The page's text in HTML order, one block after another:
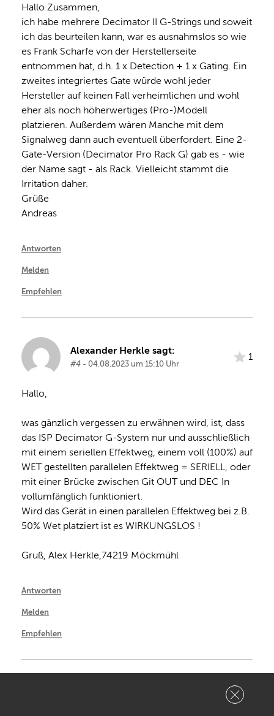
Hallo Zusammen,
ich habe mehrere Decimator II G-Strings und soweit
ich das beurteilen kann, war es ausnahmslos so wie
es Frank Scharfe von der Herstellerseite
entnommen hat, d.h. 1 x Detection + 1 x Gating. Ein
zweites integriertes Gate würde wohl jeder
Hersteller auf keinen Fall verheimlichen und wohl
eher als noch höherwertiges (Pro-)Modell
platzieren. Außerdem wären Manche mit dem
Signalweg dann auch eventuell überfordert. Eine 2-
Gate-Version (Decimator Pro Rack G) gab es - wie
der Name sagt - als Rack. Vielleicht stammt die
Irritation daher.
Grüße
Andreas
Antworten
Melden
Empfehlen
Alexander Herkle sagt:
#4 - 04.08.2023 um 15:10 Uhr
1
Hallo,
was gänzlich vergessen zu erwähnen wird, ist, dass
das ISP Decimator G-System nur und ausschließlich
mit einem seriellen Effektweg, einem voll (100%) auf
WET gestellten parallelen Effektweg = SERIELL, oder
mit einer Brücke zwischen Git OUT und DEC In
vollumfänglich funktioniert.
Wird das Gerät in einen parallelen Effektweg bei z.B.
50% Wet platziert ist es WIRKUNGSLOS !
Gruß, Alex Herkle,74219 Möckmühl
Antworten
Melden
Empfehlen